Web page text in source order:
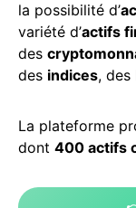
la possibilité d’
variété d’actifs
des
des indices, des
La plateforme
dont 400 actifs